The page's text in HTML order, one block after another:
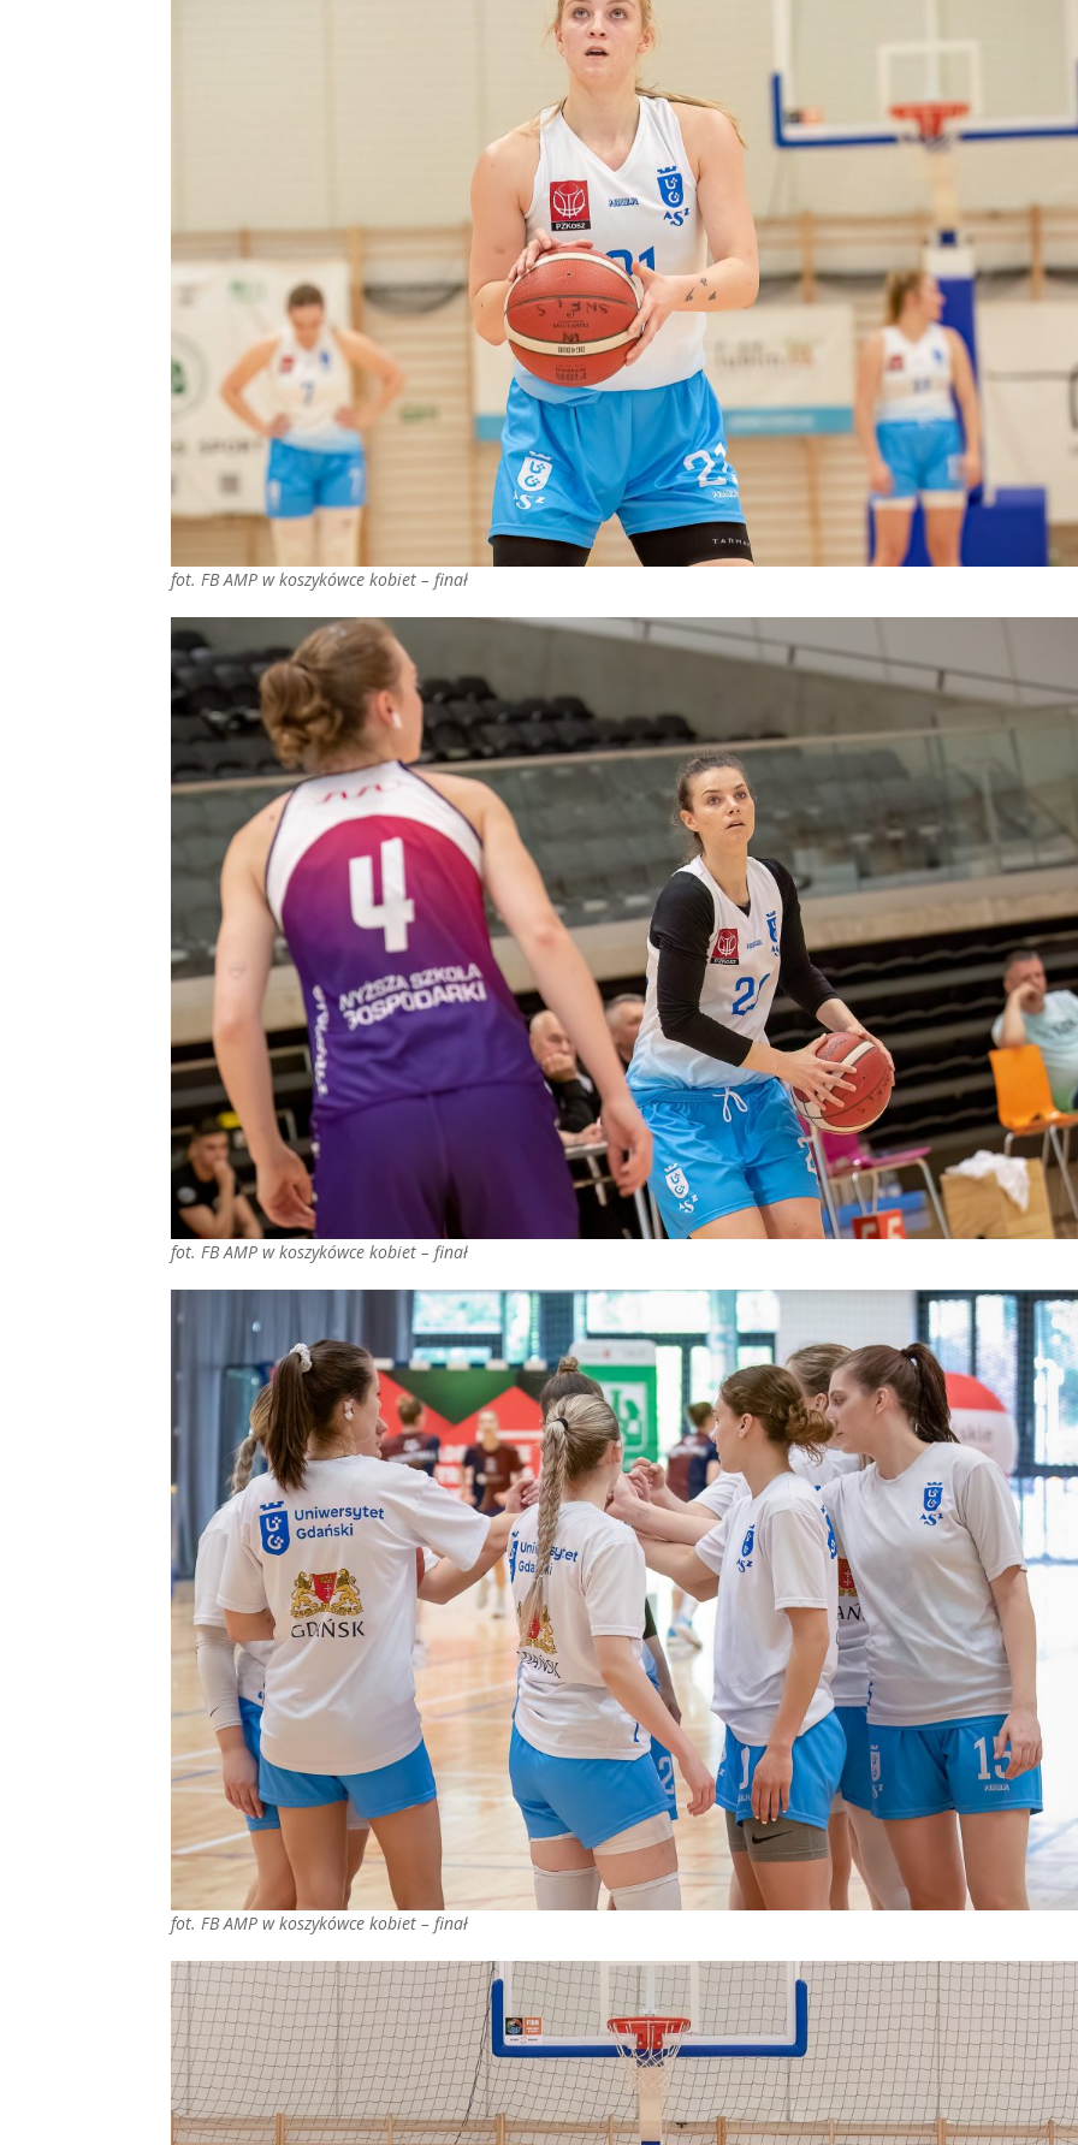
fot. FB AMP w koszykówce kobiet – finał
fot. FB AMP w koszykówce kobiet – finał
fot. FB AMP w koszykówce kobiet – finał